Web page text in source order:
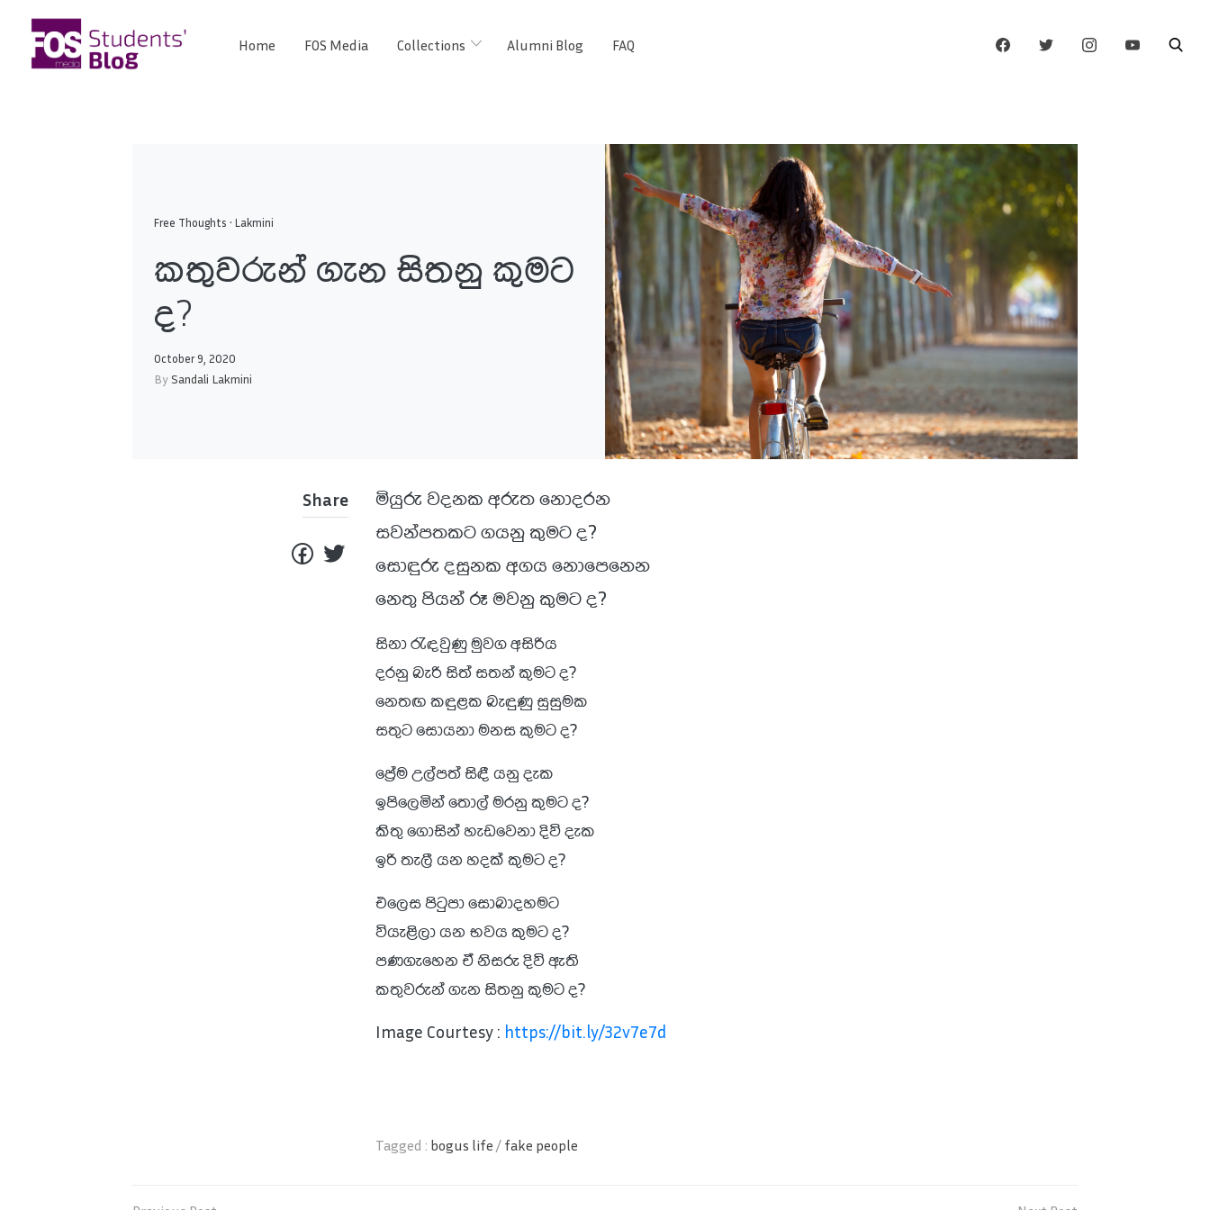
content
FOSHome FOS Media Collections Alumni Blog FAQ
Free Thoughts • Lakmini
කතුවරුන් ගැන සිතනු කුමට
ද?
October 9, 2020
BySandali Lakmini
Share
මියුරු වදනක අරුත නොදරන
සවන්පතකට ගයනු කුමට ද?
සොඳුරු දසුනක අගය නොපෙනෙන
නෙතු පියන් රූ මවනු කුමට ද?
සිනා රැඳවුණු මුවග අසිරිය
දරනු බැරි සිත් සතන් කුමට ද?
නෙතඟ කඳුළක බැඳුණු සුසුමක
සතුට සොයනා මනස කුමට ද?
ප්‍රේම උල්පත් සිඳී යනු දැක
ඉපිලෙමින් තොල් මරනු කුමට ද?
කිතු ගොසින් හැඩවෙනා දිවි දැක
ඉරි තැලී යන හදක් කුමට ද?
එලෙස පිටුපා සොබාදහමට
වියැළිලා යන භවය කුමට ද?
පණගැහෙන ඒ නිසරු දිවි ඇති
කතුවරුන් ගැන සිතනු කුමට ද?
Image Courtesy : https://bit.ly/32v7e7d
Tagged : bogus life / fake people
Post